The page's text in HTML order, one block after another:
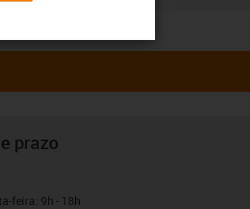
prazo
feira: 9h - 18h